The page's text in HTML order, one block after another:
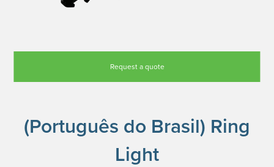
Request a quote
(Português do Brasil) Ring
Light